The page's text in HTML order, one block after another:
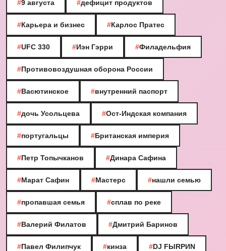
#9 августа #дефицит продуктов
#Карьера и бизнес #Карлос Пратес
#UFC 330 #Иэн Гэрри #Филадельфия
#Противовоздушная оборона России
#Васютинское #внутренний паспорт
#дочь Усольцева #Ост-Индская компания
#португальцы #Британская империя
#Петр Топычканов #Динара Сафина
#Марат Сафин #Мастерс #нашли семью
#пропавшая семья #сплав по реке
#Валерий Филатов #Дмитрий Баринов
#Павел Филипчук #кинза #DJ FЫRРИN